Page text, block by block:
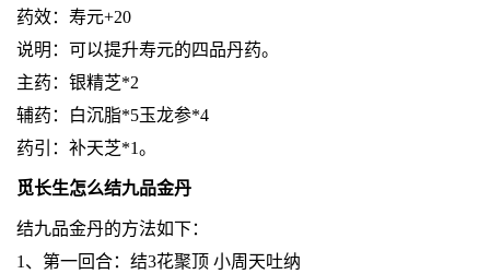
药效：寿元+20
说明：可以提升寿元的四品丹药。
主药：银精芝*2
辅药：白沉脂*5玉龙参*4
药引：补天芝*1。
觅长生怎么结九品金丹
结九品金丹的方法如下：
1、第一回合：结3花聚顶 小周天吐纳